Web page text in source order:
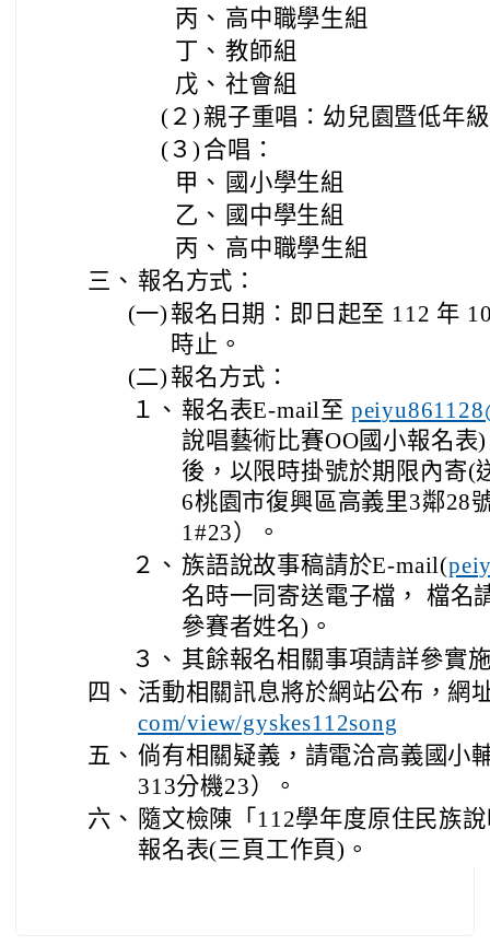
丙、 高中職學生組
丁、 教師組
戊、 社會組
(２)親子重唱：幼兒園暨低年
(３) 合唱：
甲、 國小學生組
乙、 國中學生組
丙、 高中職學生組
三、 報名方式：
(一) 報名日期：即日起至 112 年
時止。
(二) 報名方式：
１、 報名表E-mail至
說唱藝術比賽ΟΟ國小報名表
後，以限時掛號於期限內寄(
6桃園市復興區高義里3鄰28
1#23）。
２、 族語說故事稿請於E-mail(
名時一同寄送電子檔， 檔名
參賽者姓名)。
３、 其餘報名相關事項請詳參實
四、 活動相關訊息將於網站公布，網
com/view/gyskes112song
五、 倘有相關疑義，請電洽高義國小
313分機23）。
六、 隨文檢陳「112學年度原住民族
報名表(三頁工作頁)。